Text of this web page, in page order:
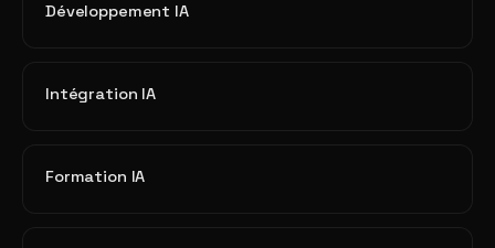
Développement IA
Intégration IA
Formation IA